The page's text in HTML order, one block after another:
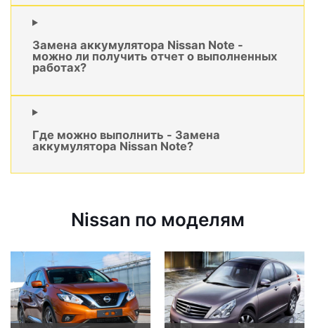
Замена аккумулятора Nissan Note -
можно ли получить отчет о выполненных
работах?
Где можно выполнить - Замена
аккумулятора Nissan Note?
Nissan по моделям